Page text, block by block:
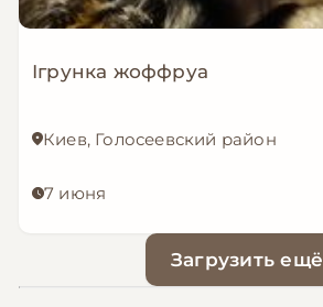
Ігрунка жоффруа
Киев, Голосеевский район
7 июня
Загрузить ещё